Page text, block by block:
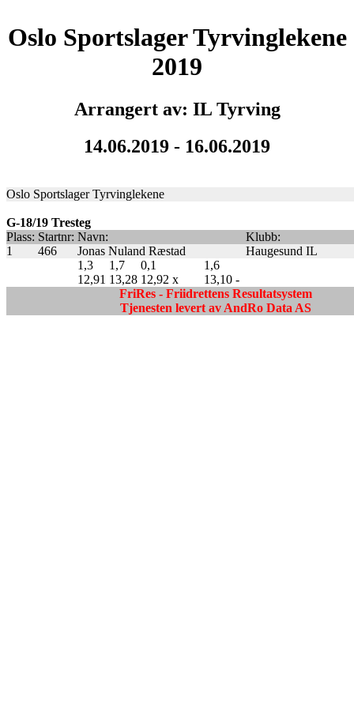
Oslo Sportslager Tyrvinglekene
2019
Arrangert av: IL Tyrving
14.06.2019 - 16.06.2019
Oslo Sportslager Tyrvinglekene
G-18/19 Tresteg
Plass: Startnr: Navn:
Klubb:
1
466 Jonas Nuland Ræstad
Haugesund IL
1,3
1,7 0,1
1,6
12,91 13,28 12,92 x 13,10 -
FriRes - Friidrettens Resultatsystem
Tjenesten levert av AndRo Data AS